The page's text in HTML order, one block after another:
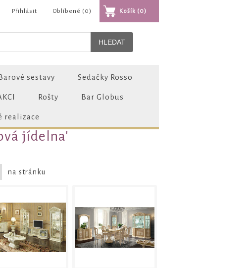
Přihlásit Oblíbené (0) Košík (0)
sestavy Sedačky Rosso
Rošty Bar Globus
realizace
jídelna'
na stránku